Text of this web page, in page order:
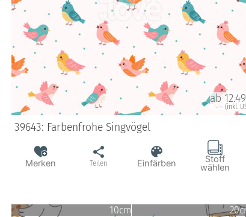
ab
(inkl.
39643: Farbenfrohe Singvögel
Merken Teilen Einfärben Stoff
wählen
10cm